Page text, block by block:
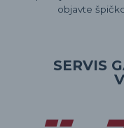
objavte
SERVIS